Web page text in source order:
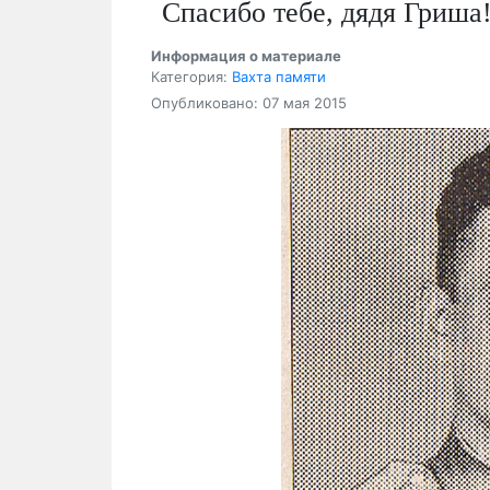
Cпасибо тебе, дядя
Информация о материале
Категория: Вахта памяти
Опубликовано: 07 мая 2015